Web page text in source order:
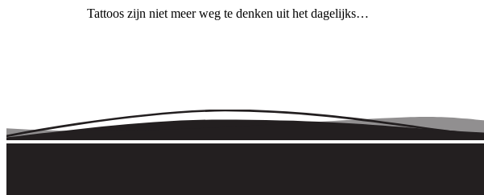
Tattoos zijn niet meer weg te denken uit het dagelijks…